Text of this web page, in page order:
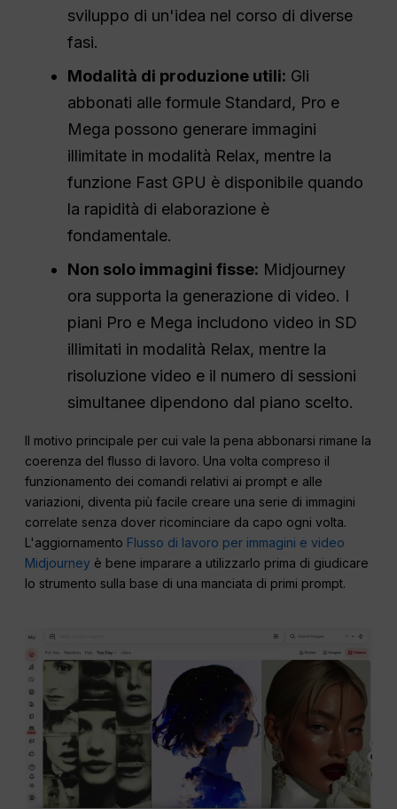
sviluppo di un'idea nel corso di diverse
fasi.
Modalità di produzione utili: Gli
abbonati alle formule Standard, Pro e
Mega possono generare immagini
illimitate in modalità Relax, mentre la
funzione Fast GPU è disponibile quando
la rapidità di elaborazione è
fondamentale.
Non solo immagini fisse: Midjourney
ora supporta la generazione di video. I
piani Pro e Mega includono video in SD
illimitati in modalità Relax, mentre la
risoluzione video e il numero di sessioni
simultanee dipendono dal piano scelto.
Il motivo principale per cui vale la pena abbonarsi rimane la
coerenza del flusso di lavoro. Una volta compreso il
funzionamento dei comandi relativi ai prompt e alle
variazioni, diventa più facile creare una serie di immagini
correlate senza dover ricominciare da capo ogni volta.
L'aggiornamento Flusso di lavoro per immagini e video
Midjourney è bene imparare a utilizzarlo prima di giudicare
lo strumento sulla base di una manciata di primi prompt.